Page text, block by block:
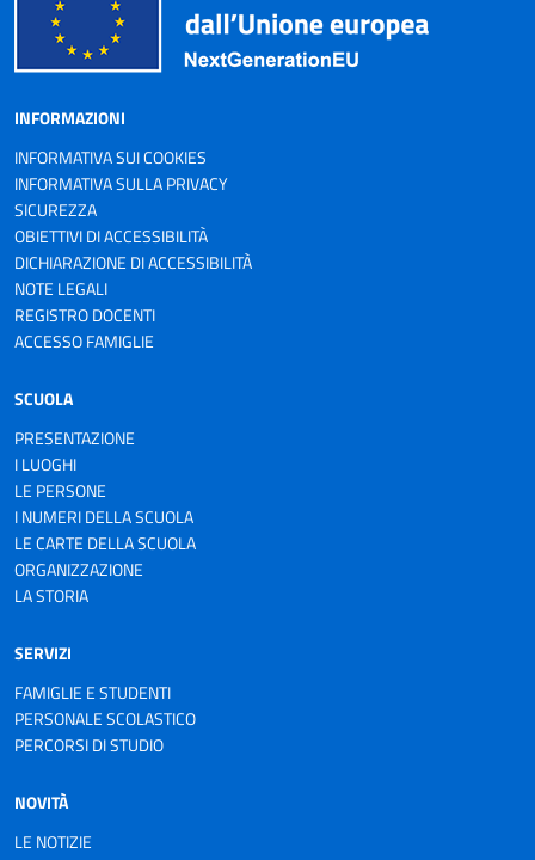
INFORMAZIONI
INFORMATIVA SUI COOKIES
INFORMATIVA SULLA PRIVACY
SICUREZZA
OBIETTIVI DI ACCESSIBILITÀ
DICHIARAZIONE DI ACCESSIBILITÀ
NOTE LEGALI
REGISTRO DOCENTI
ACCESSO FAMIGLIE
SCUOLA
PRESENTAZIONE
I LUOGHI
LE PERSONE
I NUMERI DELLA SCUOLA
LE CARTE DELLA SCUOLA
ORGANIZZAZIONE
LA STORIA
SERVIZI
FAMIGLIE E STUDENTI
PERSONALE SCOLASTICO
PERCORSI DI STUDIO
NOVITÀ
LE NOTIZIE